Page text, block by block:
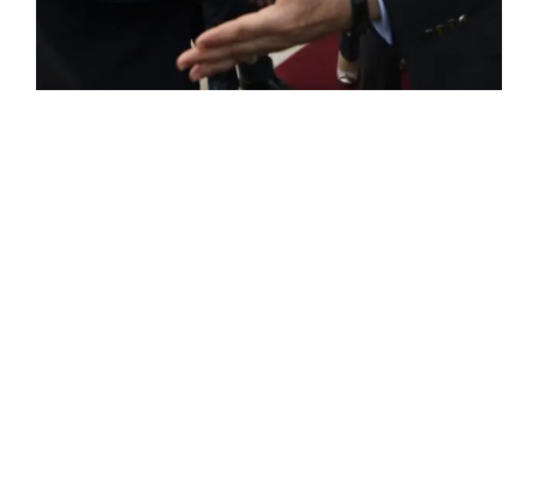
ROSE VALLAND, HEROÏNE DE LA RESISTANCE